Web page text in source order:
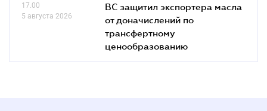
17.00
5 августа 2026
ВС защитил экспортера масла
от доначислений по
трансфертному
ценообразованию